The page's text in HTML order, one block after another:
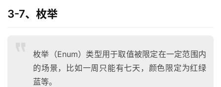
3-7、枚举
枚举（Enum）类型用于取值被限定在一定范围内
的场景，比如一周只能有七天，颜色限定为红绿
蓝等。